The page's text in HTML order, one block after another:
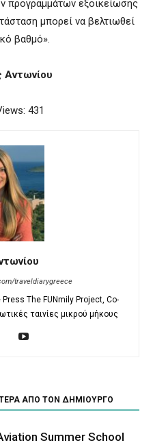
εξοικείωσης
μπορεί να βελτιωθεί
βαθμό».
Αντωνίου
431
traveldiarygreece
The FUNmily Project, Co-
ταινίες μικρού μήκους
ΑΠΟ ΤΟΝ ΔΗΜΙΟΥΡΓΟ
Summer School